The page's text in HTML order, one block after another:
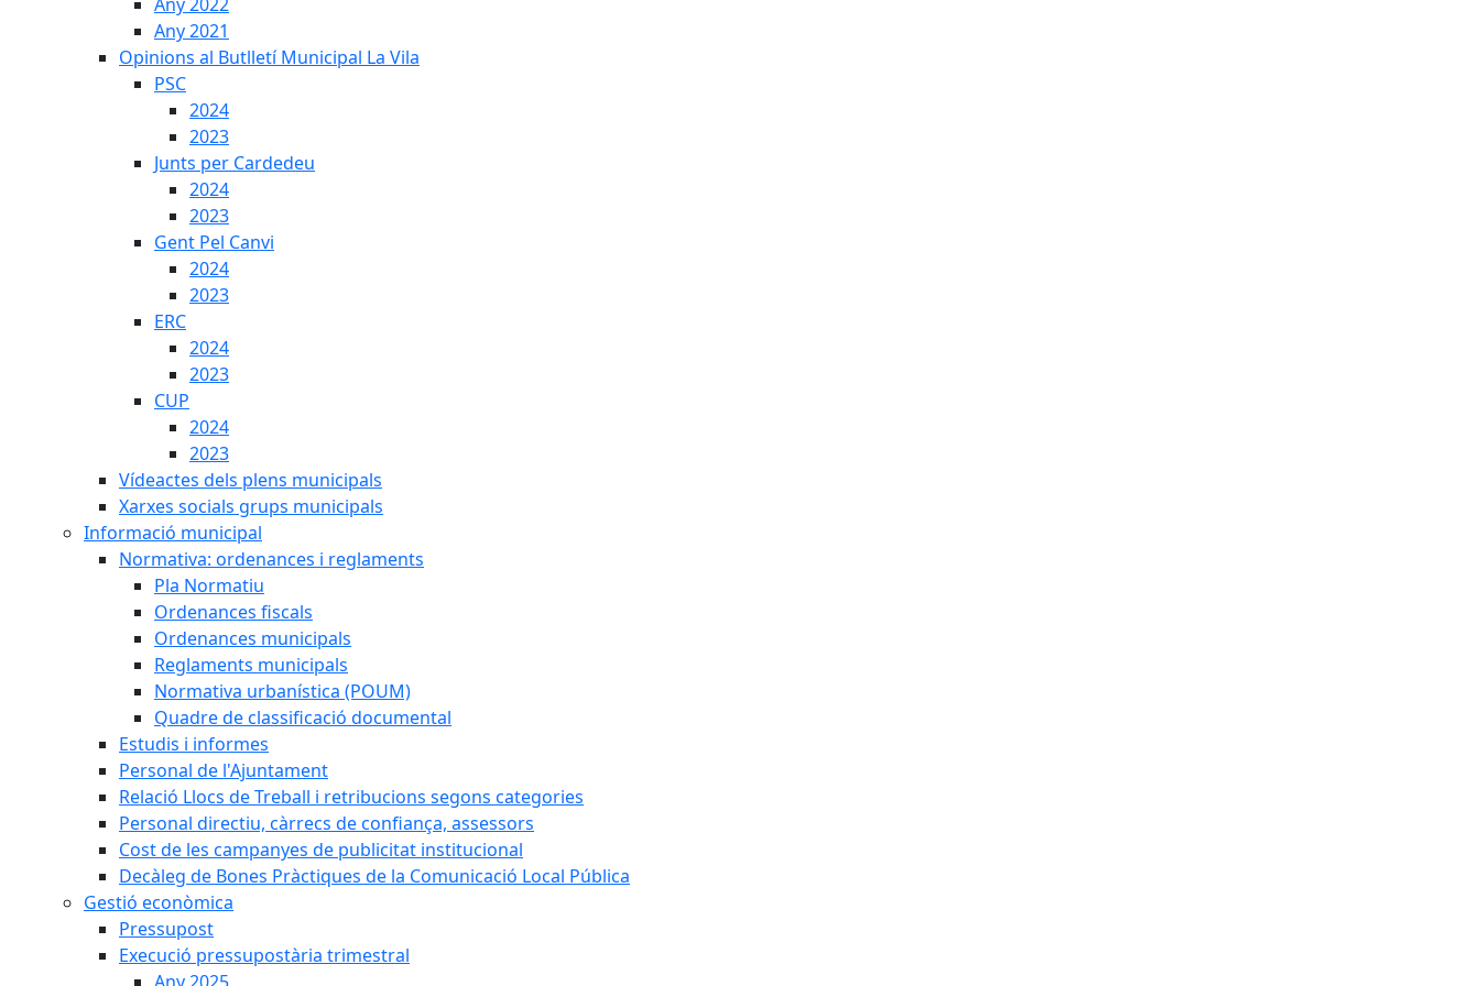
Any 2021
Opinions al Butlletí Municipal La Vila
PSC
2024
2023
Junts per Cardedeu
2024
2023
Gent Pel Canvi
2024
2023
ERC
2024
2023
CUP
2024
2023
Vídeactes dels plens municipals
Xarxes socials grups municipals
Informació municipal
Normativa: ordenances i reglaments
Pla Normatiu
Ordenances fiscals
Ordenances municipals
Reglaments municipals
Normativa urbanística (POUM)
Quadre de classificació documental
Estudis i informes
Personal de l'Ajuntament
Relació Llocs de Treball i retribucions segons categories
Personal directiu, càrrecs de confiança, assessors
Cost de les campanyes de publicitat institucional
Decàleg de Bones Pràctiques de la Comunicació Local Pública
Gestió econòmica
Pressupost
Execució pressupostària trimestral